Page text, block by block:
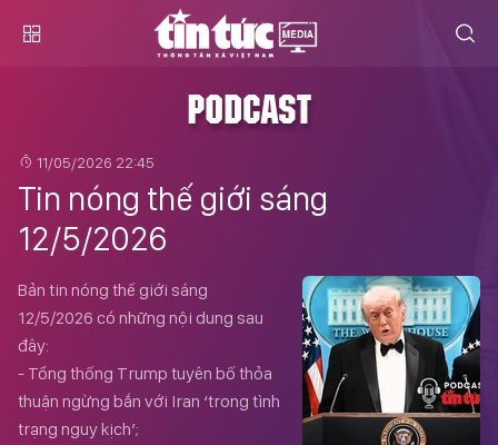
PODCAST
11/05/2026 22:45
Tin nóng thế giới sáng
12/5/2026
Bản tin nóng thế giới sáng
12/5/2026 có những nội dung sau
đây:
- Tổng thống Trump tuyên bố thỏa
thuận ngừng bắn với Iran ‘trong tình
trạng nguy kịch’;